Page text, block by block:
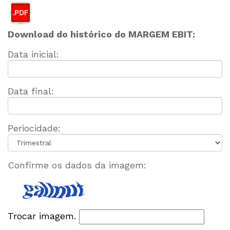
Download do histórico do MARGEM EBIT:
Data inicial:
Data final:
Periocidade:
Confirme os dados da imagem:
Trocar imagem.